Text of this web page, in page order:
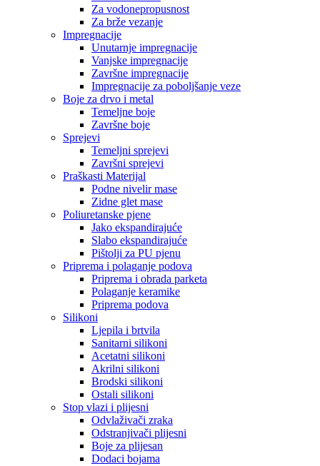
Za vodonepropusnost
Za brže vezanje
Impregnacije
Unutarnje impregnacije
Vanjske impregnacije
Završne impregnacije
Impregnacije za poboljšanje veze
Boje za drvo i metal
Temeljne boje
Završne boje
Sprejevi
Temeljni sprejevi
Završni sprejevi
Praškasti Materijal
Podne nivelir mase
Zidne glet mase
Poliuretanske pjene
Jako ekspandirajuće
Slabo ekspandirajuće
Pištolji za PU pjenu
Priprema i polaganje podova
Priprema i obrada parketa
Polaganje keramike
Priprema podova
Silikoni
Ljepila i brtvila
Sanitarni silikoni
Acetatni silikoni
Akrilni silikoni
Brodski silikoni
Ostali silikoni
Stop vlazi i plijesni
Odvlaživači zraka
Odstranjivači plijesni
Boje za plijesan
Dodaci bojama